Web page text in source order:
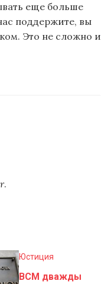
еще больше
поддержите, вы
Это не сложно и
.
Юстиция
ВСМ дважды